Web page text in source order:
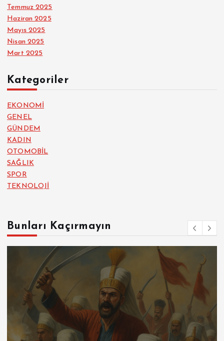
Temmuz 2025
Haziran 2025
Mayıs 2025
Nisan 2025
Mart 2025
Kategoriler
EKONOMİ
GENEL
GÜNDEM
KADIN
OTOMOBİL
SAĞLIK
SPOR
TEKNOLOJİ
Bunları Kaçırmayın